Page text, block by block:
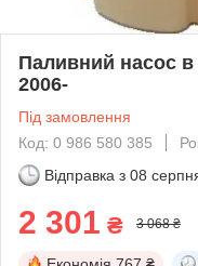
Паливний насос
2006-
Під замовлення
Код: 0 986 580 385
Відправка з 08
2 301 ₴ 3 068 ₴